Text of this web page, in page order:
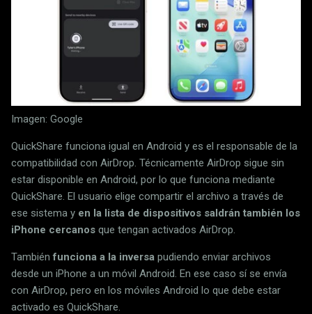
Imagen: Google
QuickShare funciona igual en Android y es el responsable de la
compatibilidad con AirDrop. Técnicamente AirDrop sigue sin
estar disponible en Android, por lo que funciona mediante
QuickShare. El usuario elige compartir el archivo a través de
ese sistema y en la lista de dispositivos saldrán también los
iPhone cercanos que tengan activados AirDrop.
Tambiénfunciona a la inversa pudiendo enviar archivos
desde un iPhone a un móvil Android. En ese caso sí se envía
con AirDrop, pero en los móviles Android lo que debe estar
activado es QuickShare.